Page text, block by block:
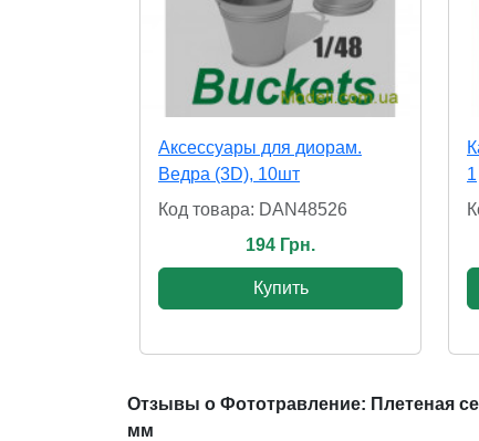
Аксессуары для диорам.
Ведра (3D), 10шт
Код товара: DAN48526
194 Грн.
Купить
1
Отзывы о Фототравление: Плетеная
мм